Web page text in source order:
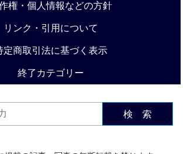
権・個人情報などの方針
リンク・引用について
定商取引法に基づく表示
終了カテゴリー
検 索